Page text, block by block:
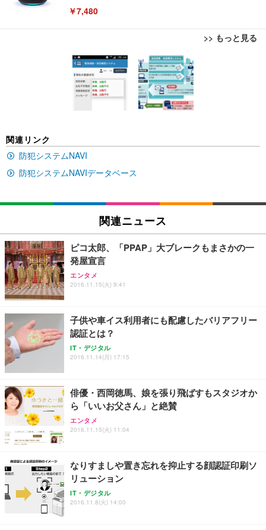
￥7,480
>> もっと見る
[EdoErgo] オフィスチェア 椅子 テレワーク 疲れな
い 跳ね上げ式アームレスト コンパクト 約105度ロッ
キング pc 事務椅子 360度回転 座面昇降 強化ナイロ
ン樹脂ベース 通気性メッシュ 在宅ワーク H-WY01
￥5,699
ュチェア 人間工学 疲れない ブラック
Sezlife オフィスチェア デスクチェア 疲れない テレ
能 人間工学 椅子 腰サポート 90度跳ね上げ式アーム
レスト 3Dヘッドレスト ハンガー付き 高反発クッシ
ョン PCチェア 通気性メッシュ ゲーミング/勉強/事
務用 おしゃれ パソコンチェア (ブラック)
Sezlife オフィスチェア デスクチェア 疲れない テレ
ワーク チェア 強化バックレスト 30度ロッキング機
能 人間工学 椅子 腰サポート 90度跳ね上げ式アーム
ョン PCチェア 通気性メッシュ ゲーミング/勉強/事
務用 おしゃれ パソコンチェア (ホワイト)
ANDWINT オフィスチェア デスクチェア 肘なし メ
ッシュ 通気性 ランバーサポート付き 腰サポート ガ
ス圧無段階昇降 360度回転 キャスター付き コンパク
EIZO ビジネス向けプレミアムモニター | FlexScan
EV3240X-WT | 31.5型4K UHD・USB Type-C・ホワ
イト
￥105,595
イト
￥109,572
【純正品】27"ゲーミングモニター DualSense 充電
フック付き（CFI-ZDM1J）
￥49,979
【整備済み品】Dell E2724HS 27インチ 液晶モニタ
ー フルHD（1920×1080）VA 非光沢 HDMI/DisplayP
ort/VGA スピーカー内蔵 高さ調整 スイベル VESA対
【MiniLED/24.5inch/280Hz/FHD】GRAPHT THE S
HOOTER Gaming Monitor 24” Essential ゲーミン
グモニター QD 24.5インチ 1ms FHD 量子ドット 残
Amazonベーシック ペットシーツ 薄型 レギュラー 1
回使い捨て 無香料 ホワイト 300枚
￥3,373
x2袋(84枚) ホワイト(吸収面:ライトブルー)
ネオ・ルーライフ ネオ・オムツ L 中型犬用 26枚入
￥1,800
Smart Basic(スマートベーシック) 【Amazon.co.jp
限定】 Smart Basic アイリスオーヤマ ペットシーツ
超厚型 お徳用 ワイド 100枚入 (x 1) (ケース販売)
アイリスオーヤマ ペットシーツ 超厚型 お徳用 レギ
ュラー 200枚入【Amazon.co.jp限定】
関連リンク
防犯システムNAVI
防犯システムNAVIデータベース
関連ニュース
ピコ太郎、「PPAP」大ブレークもまさかの一
発屋宣言
エンタメ
2016.11.15(火) 9:41
子供や車イス利用者にも配慮したバリアフリー
認証とは？
IT・デジタル
2016.11.14(月) 17:15
俳優・西岡徳馬、娘を張り飛ばすもスタジオか
ら「いいお父さん」と絶賛
エンタメ
2016.11.15(火) 11:04
なりすましや置き忘れを抑止する顔認証印刷ソ
リューション
IT・デジタル
2016.11.8(火) 14:00